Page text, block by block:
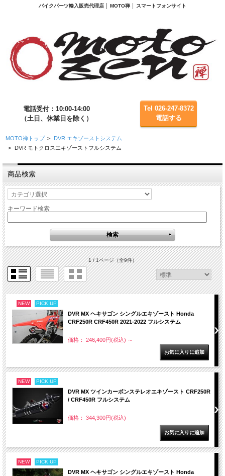
バイクパーツ輸入販売代理店 │ MOTO禅 │ スマートフォンサイト
電話受付：10:00-14:00
（土日、休業日を除く）
Tel 026-247-8372
電話する
MOTO禅トップ > DVR エキゾーストシステム
> DVR モトクロスエキゾーストフルシステム
商品検索
キーワード検索
1 / 1ページ（全9件）
NEW PICK UP
DVR MX ヘキサゴン シングルエキゾースト Honda
CRF250R CRF450R 2021-2022 フルシステム
価格： 246,400円(税込) ～
NEW PICK UP
DVR MX ツインカーボンステレオエキゾースト CRF250R
/ CRF450R フルシステム
価格： 344,300円(税込)
NEW PICK UP
DVR MX ヘキサゴン シングルエキゾースト Honda